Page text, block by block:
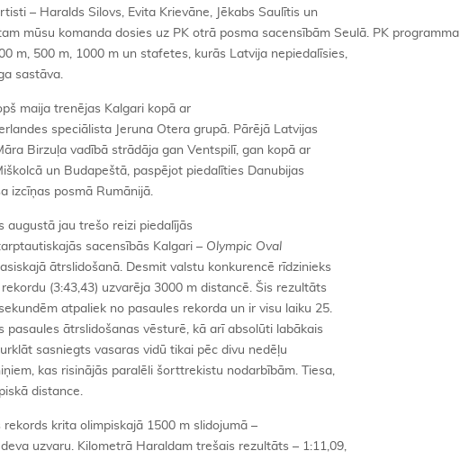
– Haralds Silovs, Evita Krievāne, Jēkabs Saulītis un
tam mūsu komanda dosies uz PK otrā posma sacensībām Seulā. PK programma
m, 500 m, 1000 m un stafetes, kurās Latvija nepiedalīsies,
sastāva.
maija trenējas Kalgari kopā ar
speciālista Jeruna Otera grupā. Pārējā Latvijas
Birzuļa vadībā strādāja gan Ventspilī, gan kopā ar
un Budapeštā, paspējot piedalīties Danubijas
izcīņas posmā Rumānijā.
augustā jau trešo reizi piedalījās
sacensībās Kalgari – Olympic Oval
ātrslidošanā. Desmit valstu konkurencē rīdzinieks
(3:43,43) uzvarēja 3000 m distancē. Šis rezultāts
atpaliek no pasaules rekorda un ir visu laiku 25.
pasaules ātrslidošanas vēsturē, kā arī absolūti labākais
sasniegts vasaras vidū tikai pēc divu nedēļu
kas risinājās paralēli šorttrekistu nodarbībām. Tiesa,
distance.
krita olimpiskajā 1500 m slidojumā –
uzvaru. Kilometrā Haraldam trešais rezultāts – 1:11,09,